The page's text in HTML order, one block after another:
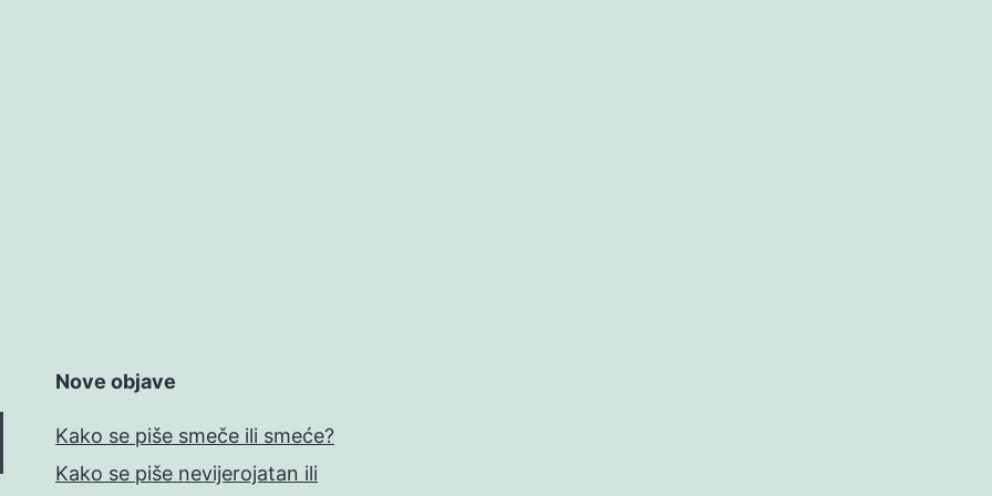
Nove objave
Kako se piše smeče ili smeće?
Kako se piše nevijerojatan ili